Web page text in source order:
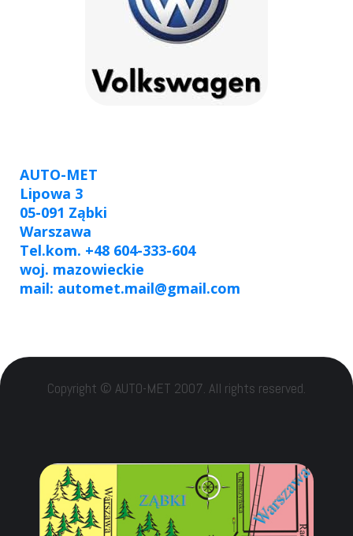
AUTO-MET
Lipowa 3
05-091 Ząbki
Warszawa
Tel.kom. +48 604-333-604
woj. mazowieckie
mail: automet.mail@gmail.com
Copyright © AUTO-MET 2007. All rights reserved.